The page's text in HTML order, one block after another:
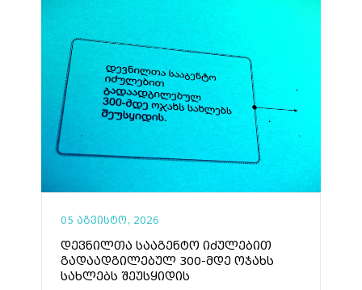
05 აგვისტო, 2026
დევნილთა სააგენტო იძულებით
გადაადგილებულ 300-მდე ოჯახს
სახლებს შეუსყიდის